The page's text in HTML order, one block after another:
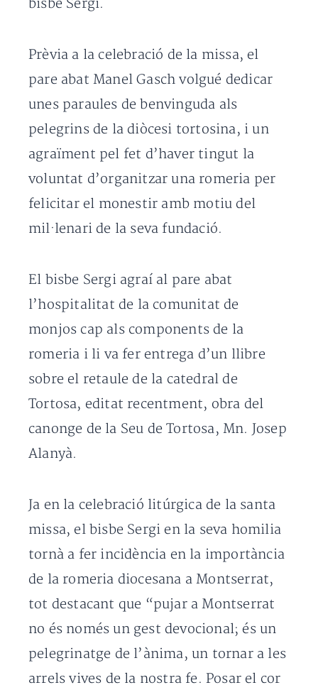
bisbe Sergi.
Prèvia a la celebració de la missa, el
pare abat Manel Gasch volgué dedicar
unes paraules de benvinguda als
pelegrins de la diòcesi tortosina, i un
agraïment pel fet d’haver tingut la
voluntat d’organitzar una romeria per
felicitar el monestir amb motiu del
mil·lenari de la seva fundació.
El bisbe Sergi agraí al pare abat
l’hospitalitat de la comunitat de
monjos cap als components de la
romeria i li va fer entrega d’un llibre
sobre el retaule de la catedral de
Tortosa, editat recentment, obra del
canonge de la Seu de Tortosa, Mn. Josep
Alanyà.
Ja en la celebració litúrgica de la santa
missa, el bisbe Sergi en la seva homilia
tornà a fer incidència en la importància
de la romeria diocesana a Montserrat,
tot destacant que “pujar a Montserrat
no és només un gest devocional; és un
pelegrinatge de l’ànima, un tornar a les
arrels vives de la nostra fe. Posar el cor